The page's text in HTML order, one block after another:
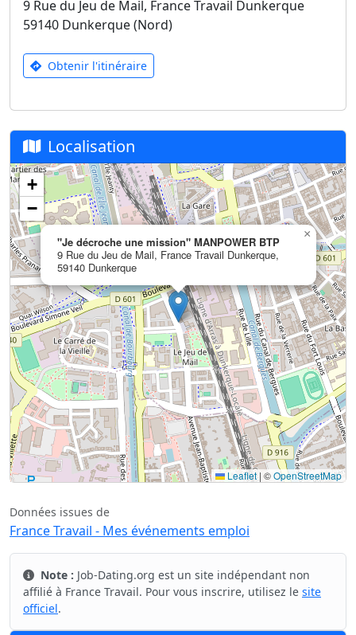
9 Rue du Jeu de Mail, France Travail Dunkerque
59140 Dunkerque (Nord)
Obtenir l'itinéraire
Localisation
"Je décroche une mission" MANPOWER BTP
9 Rue du Jeu de Mail, France Travail Dunkerque,
59140 Dunkerque
×
+
−
Leaflet | ©OpenStreetMap
Données issues de
France Travail - Mes événements emploi
Note : Job-Dating.org est un site indépendant non
affilié à France Travail. Pour vous inscrire, utilisez le site
officiel.